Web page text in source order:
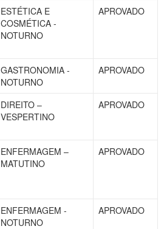
ESTÉTICA E
COSMÉTICA -
NOTURNO
APROVADO
GASTRONOMIA -
NOTURNO
APROVADO
DIREITO –
VESPERTINO
APROVADO
ENFERMAGEM –
MATUTINO
APROVADO
ENFERMAGEM -
NOTURNO
APROVADO